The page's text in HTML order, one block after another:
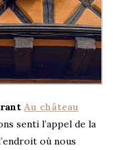
Au château
senti l’appel de la
où nous